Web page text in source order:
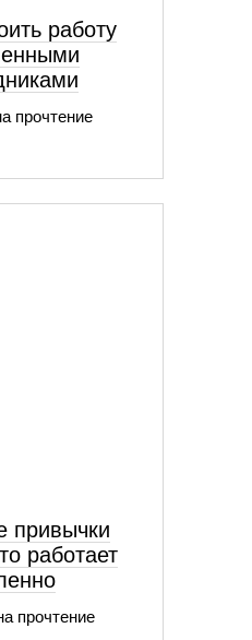
работу
прочтение
привычки
работает
прочтение